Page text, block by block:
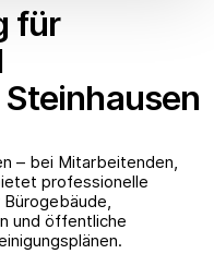
für
– bei Mitarbeitenden,
professionelle
und öffentliche